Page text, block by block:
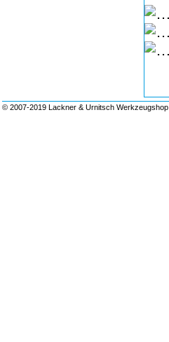
© 2007-2019 Lackner & Urnitsch Werkzeugshop